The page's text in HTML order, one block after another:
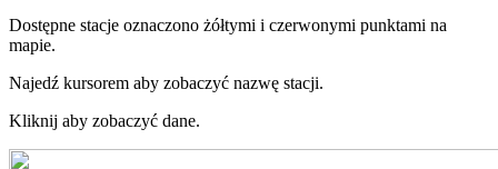
Dostępne stacje oznaczono żółtymi i czerwonymi punktami na
mapie.
Najedź kursorem aby zobaczyć nazwę stacji.
Kliknij aby zobaczyć dane.